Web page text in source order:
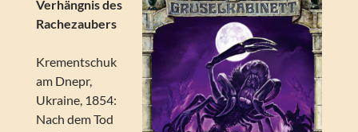
Verhängnis des
Rachezaubers
Krementschuk
am Dnepr,
Ukraine, 1854:
Nach dem Tod